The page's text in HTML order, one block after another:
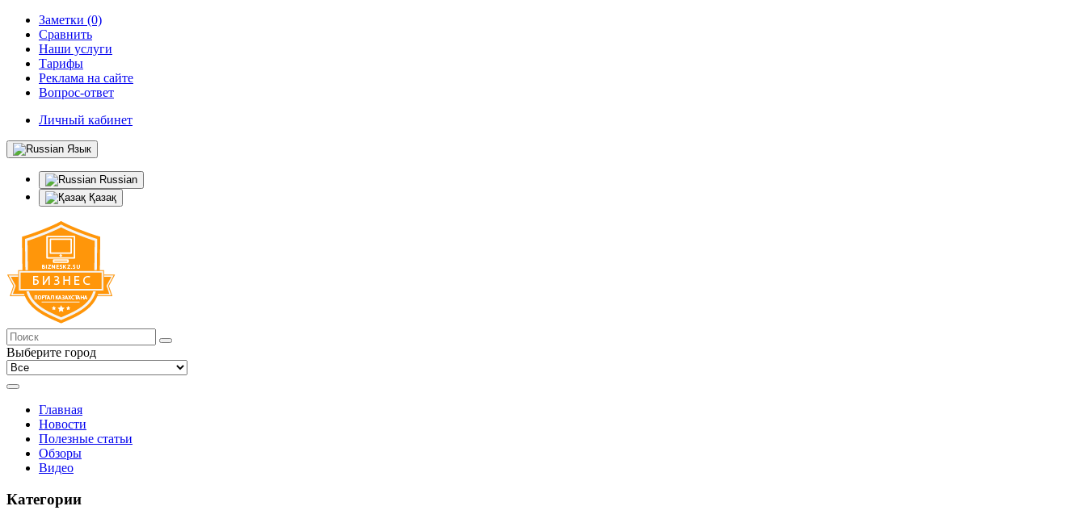
Заметки (0)
Сравнить
Наши услуги
Тарифы
Реклама на сайте
Вопрос-ответ
Личный кабинет
Язык
Russian
Қазақ
Выберите город
Главная
Новости
Полезные статьи
Обзоры
Видео
Категории